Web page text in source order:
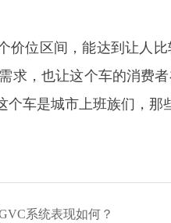
价位区间，能达到让人
求，也让这个车的消费
个车是城市上班族们，那
系统表现如何？